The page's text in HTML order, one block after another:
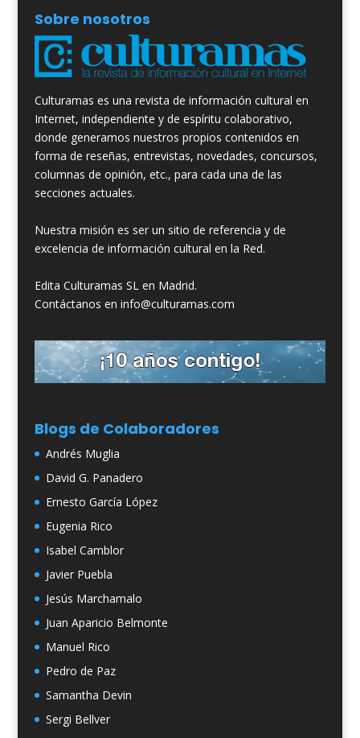
Sobre nosotros
Culturamas es una revista de información cultural en
Internet, independiente y de espíritu colaborativo,
donde generamos nuestros propios contenidos en
forma de reseñas, entrevistas, novedades, concursos,
columnas de opinión, etc., para cada una de las
secciones actuales.
Nuestra misión es ser un sitio de referencia y de
excelencia de información cultural en la Red.
Edita Culturamas SL en Madrid.
Contáctanos en info@culturamas.com
Blogs de Colaboradores
Andrés Muglia
David G. Panadero
Ernesto García López
Eugenia Rico
Isabel Camblor
Javier Puebla
Jesús Marchamalo
Juan Aparicio Belmonte
Manuel Rico
Pedro de Paz
Samantha Devin
Sergi Bellver